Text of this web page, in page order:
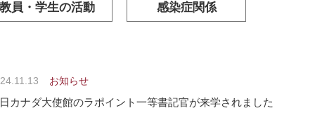
教員・学生の活動 感染症関係
お知らせ
カナダ大使館のラポイント一等書記官が来学されました